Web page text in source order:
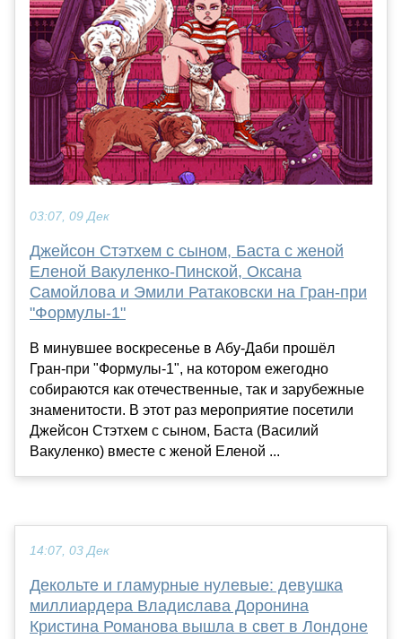
03:07, 09 Дек
Джейсон Стэтхем с сыном, Баста с женой
Еленой Вакуленко-Пинской, Оксана
Самойлова и Эмили Ратаковски на Гран-при
"Формулы-1"
В минувшее воскресенье в Абу-Даби прошёл
Гран-при "Формулы-1", на котором ежегодно
собираются как отечественные, так и зарубежные
знаменитости. В этот раз мероприятие посетили
Джейсон Стэтхем с сыном, Баста (Василий
Вакуленко) вместе с женой Еленой ...
14:07, 03 Дек
Декольте и гламурные нулевые: девушка
миллиардера Владислава Доронина
Кристина Романова вышла в свет в Лондоне